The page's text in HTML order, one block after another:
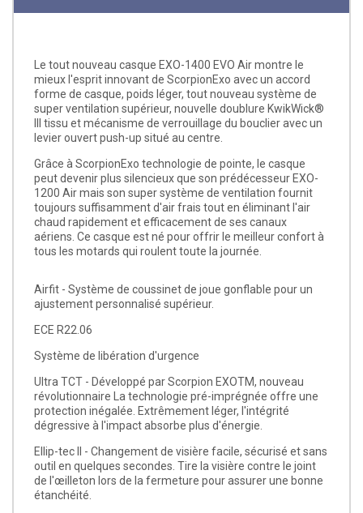
Le tout nouveau casque EXO-1400 EVO Air montre le
mieux l'esprit innovant de ScorpionExo avec un accord
forme de casque, poids léger, tout nouveau système de
super ventilation supérieur, nouvelle doublure KwikWick®
III tissu et mécanisme de verrouillage du bouclier avec un
levier ouvert push-up situé au centre.
Grâce à ScorpionExo technologie de pointe, le casque
peut devenir plus silencieux que son prédécesseur EXO-
1200 Air mais son super système de ventilation fournit
toujours suffisamment d'air frais tout en éliminant l'air
chaud rapidement et efficacement de ses canaux
aériens. Ce casque est né pour offrir le meilleur confort à
tous les motards qui roulent toute la journée.
Airfit - Système de coussinet de joue gonflable pour un
ajustement personnalisé supérieur.
ECE R22.06
Système de libération d'urgence
Ultra TCT - Développé par Scorpion EXOTM, nouveau
révolutionnaire La technologie pré-imprégnée offre une
protection inégalée. Extrêmement léger, l'intégrité
dégressive à l'impact absorbe plus d'énergie.
Ellip-tec II - Changement de visière facile, sécurisé et sans
outil en quelques secondes. Tire la visière contre le joint
de l'œilleton lors de la fermeture pour assurer une bonne
étanchéité.